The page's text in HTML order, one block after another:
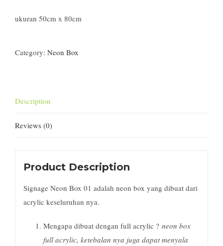
ukuran 50cm x 80cm
Category: Neon Box
Description
Reviews (0)
Product Description
Signage Neon Box 01 adalah neon box yang dibuat dari
acrylic keseluruhan nya.
Mengapa dibuat dengan full acrylic ? neon box
full acrylic, ketebalan nya juga dapat menyala